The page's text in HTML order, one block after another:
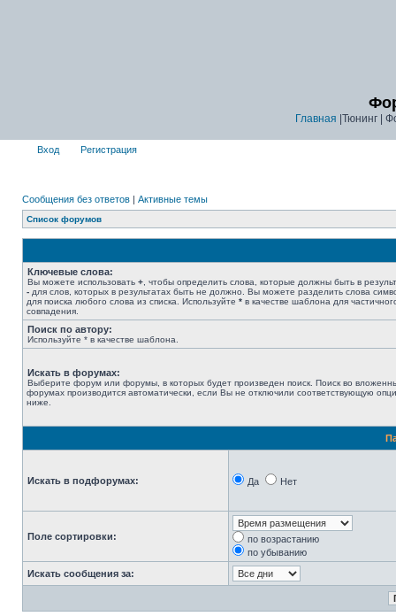
Главная |Тюнинг |
Вход Регистрация
Сообщения без ответов | Активные темы
Список форумов
Ключевые слова:
Вы можете использовать + , чтобы определить слова, которые должны быть в
- для слов, которых в результатах быть не должно. Вы можете разделить слова
для поиска любого слова из списка. Используйте * в качестве шаблона для
совпадения.
Поиск по автору:
Используйте * в качестве шаблона.
Искать в форумах:
Выберите форум или форумы, в которых будет произведен поиск. Поиск во
форумах производится автоматически, если Вы не отключили соответствующую
ниже.
Искать в подфорумах: Да Нет
Поле сортировки:
по возрастанию
по убыванию
Искать сообщения за: